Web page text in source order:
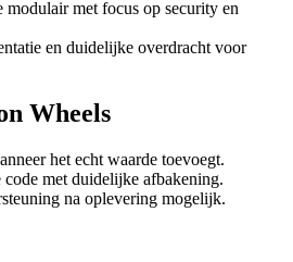
modulair met focus op security en
en duidelijke overdracht voor
Wheels
het echt waarde toevoegt.
code met duidelijke afbakening.
na oplevering mogelijk.